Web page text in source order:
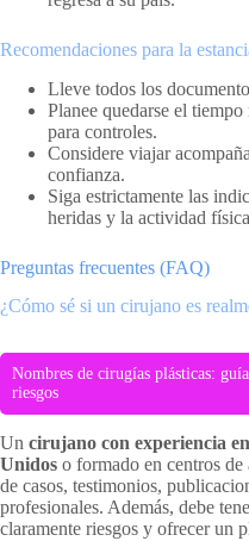
Recomendaciones para la
Lleve todos los
Planee quedarse el
para controles.
Considere viajar
confianza.
Siga estrictamente las
heridas y la actividad
Preguntas frecuentes (FAQ)
¿Cómo sé si un cirujano es
Nombres de cirugías plásticas:
riesgos
Un cirujano con experiencia
Unidos o formado en centros
de casos, testimonios,
profesionales. Además, debe
claramente riesgos y ofrecer un